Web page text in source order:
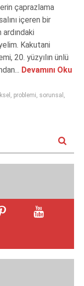
çaprazlama
içeren bir
Kakutani
20. yüzyılın ünlü
Devamını Oku
, problemi, sorunsal ,